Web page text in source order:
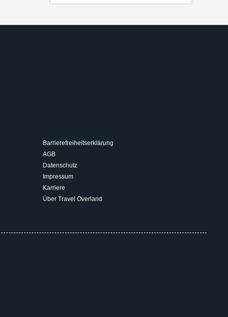
Barrierefreiheitserklärung
AGB
Datenschutz
Impressum
Karriere
Über Travel Overland